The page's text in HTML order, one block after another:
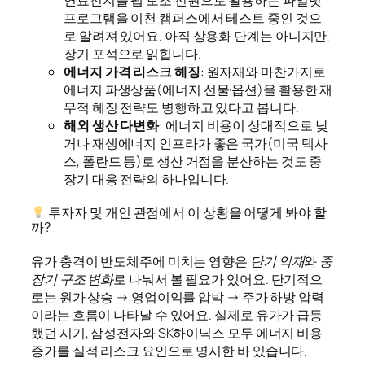
프로그램을 이천 캠퍼스에서 테스트 중인 것으
로 알려져 있어요. 아직 상용화 단계는 아니지만,
장기 포석으로 읽힙니다.
에너지 가격 리스크 헤징: 원자재와 마찬가지로
에너지 파생상품(에너지 선물·옵션)을 활용한 재
무적 헤징 전략도 병행하고 있다고 봅니다.
해외 생산 다변화: 에너지 비용이 상대적으로 낮
거나 재생에너지 인프라가 좋은 국가(미국 텍사
스, 폴란드 등)로 생산 거점을 분산하는 것도 중
장기 대응 전략의 하나입니다.
투자자 및 개인 관점에서 이 상황을 어떻게 봐야 할
까?
유가 충격이 반도체주에 미치는 영향은 단기 악재와 중
장기 구조 변화로 나눠서 볼 필요가 있어요. 단기적으
로는 원가 상승 → 영업이익률 압박 → 주가 하방 압력
이라는 흐름이 나타날 수 있어요. 실제로 유가가 급등
했던 시기, 삼성전자와 SK하이닉스 모두 에너지 비용
증가를 실적 리스크 요인으로 명시한 바 있습니다.